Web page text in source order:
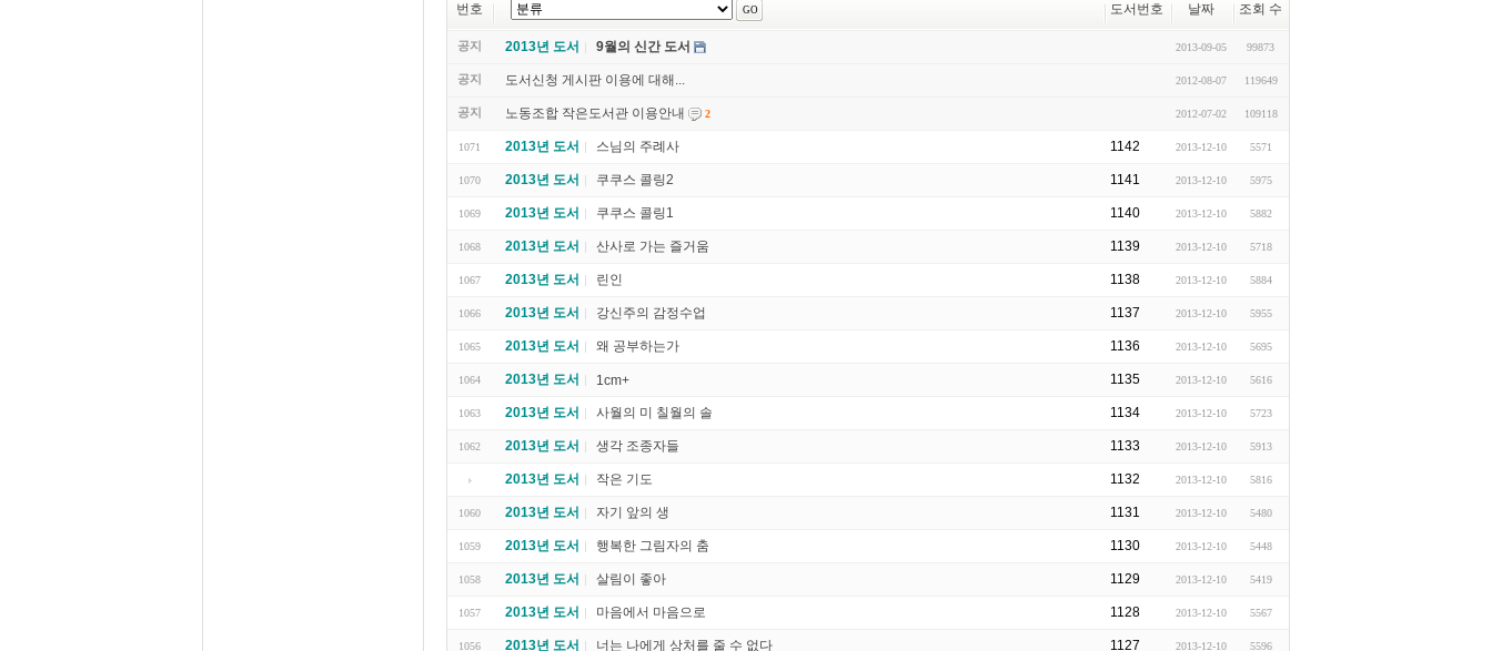
번호 도서번호 날짜 조회 수
공지 2013년 도서 9월의 신간 도서 2013-09-05 99873
공지 도서신청 게시판 이용에 대해... 2012-08-07 119649
공지 노동조합 작은도서관 이용안내 2 2012-07-02 109118
1071 2013년 도서 스님의 주례사 1142 2013-12-10 5571
1070 2013년 도서 쿠쿠스 콜링2 1141 2013-12-10 5975
1069 2013년 도서 쿠쿠스 콜링1 1140 2013-12-10 5882
1068 2013년 도서 산사로 가는 즐거움 1139 2013-12-10 5718
1067 2013년 도서 린인 1138 2013-12-10 5884
1066 2013년 도서 강신주의 감정수업 1137 2013-12-10 5955
1065 2013년 도서 왜 공부하는가 1136 2013-12-10 5695
1064 2013년 도서 1cm+ 1135 2013-12-10 5616
1063 2013년 도서 사월의 미 칠월의 솔 1134 2013-12-10 5723
1062 2013년 도서 생각 조종자들 1133 2013-12-10 5913
2013년 도서 작은 기도 1132 2013-12-10 5816
1060 2013년 도서 자기 앞의 생 1131 2013-12-10 5480
1059 2013년 도서 행복한 그림자의 춤 1130 2013-12-10 5448
1058 2013년 도서 살림이 좋아 1129 2013-12-10 5419
1057 2013년 도서 마음에서 마음으로 1128 2013-12-10 5567
1056 2013년 도서 너는 나에게 상처를 줄 수 없다 1127 2013-12-10 5596